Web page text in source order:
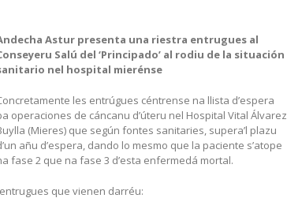
Astur presenta una riestra entrugues al
Salú del ‘Principado’ al rodiu de la situación
nel hospital mierénse
les entrúgues céntrense na llista d’espera
operaciones de cáncanu d’úteru nel Hospital Vital Álvarez
(Mieres) que según fontes sanitaries, supera’l plazu
añu d’espera, dando lo mesmo que la paciente s’atope
fase 2 que na fase 3 d’esta enfermedá mortal.
que vienen darréu: